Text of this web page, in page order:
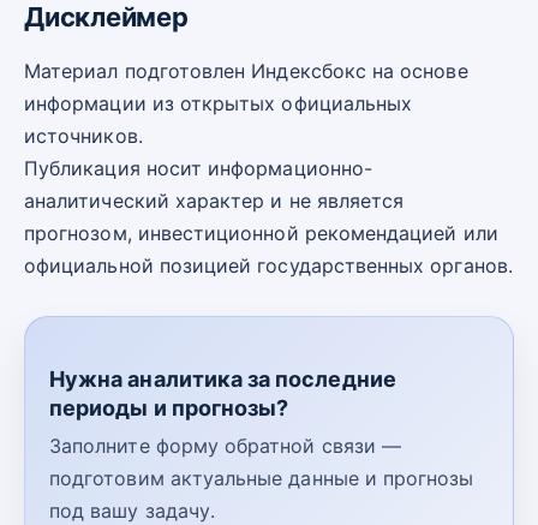
Дисклеймер
Материал подготовлен Индексбокс на основе
информации из открытых официальных
источников.
Публикация носит информационно-
аналитический характер и не является
прогнозом, инвестиционной рекомендацией или
официальной позицией государственных органов.
Нужна аналитика за последние
периоды и прогнозы?
Заполните форму обратной связи —
подготовим актуальные данные и прогнозы
под вашу задачу.